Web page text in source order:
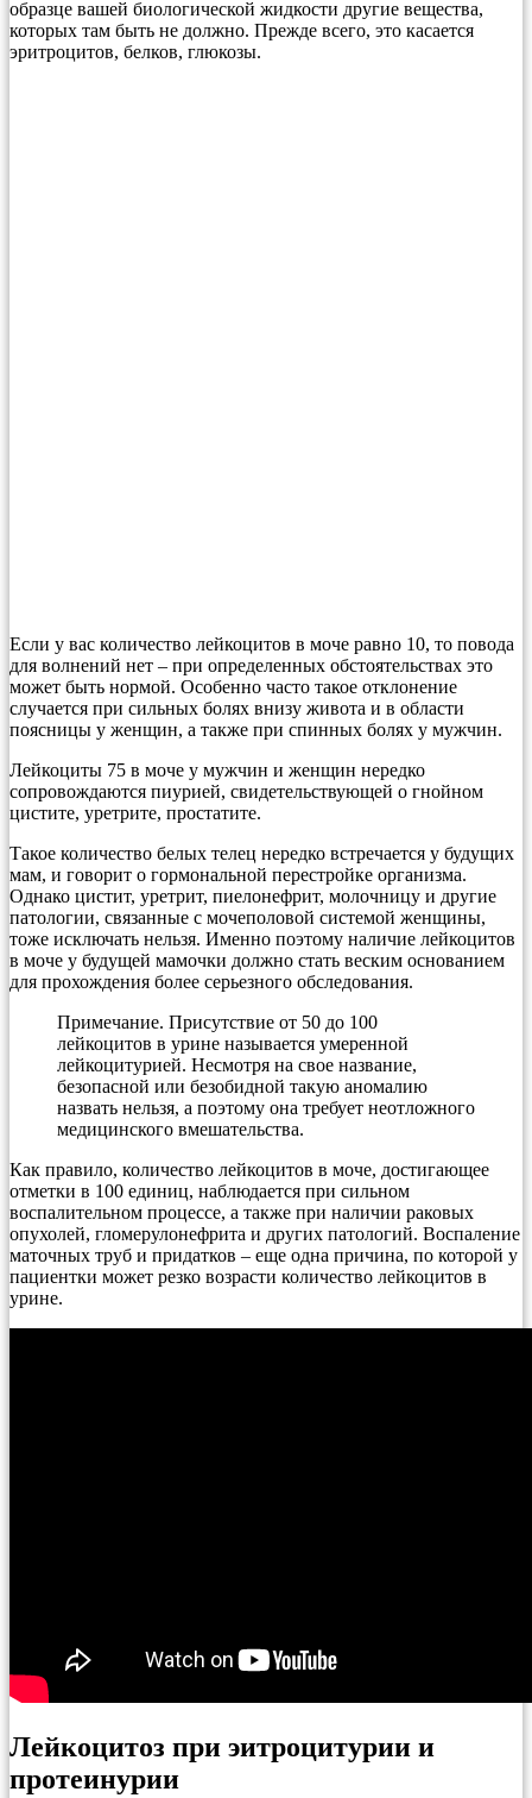
образце вашей биологической жидкости другие вещества,
которых там быть не должно. Прежде всего, это касается
эритроцитов, белков, глюкозы.
Если у вас количество лейкоцитов в моче равно 10, то повода
для волнений нет – при определенных обстоятельствах это
может быть нормой. Особенно часто такое отклонение
случается при сильных болях внизу живота и в области
поясницы у женщин, а также при спинных болях у мужчин.
Лейкоциты 75 в моче у мужчин и женщин нередко
сопровождаются пиурией, свидетельствующей о гнойном
цистите, уретрите, простатите.
Такое количество белых телец нередко встречается у будущих
мам, и говорит о гормональной перестройке организма.
Однако цистит, уретрит, пиелонефрит, молочницу и другие
патологии, связанные с мочеполовой системой женщины,
тоже исключать нельзя. Именно поэтому наличие лейкоцитов
в моче у будущей мамочки должно стать веским основанием
для прохождения более серьезного обследования.
Примечание. Присутствие от 50 до 100
лейкоцитов в урине называется умеренной
лейкоцитурией. Несмотря на свое название,
безопасной или безобидной такую аномалию
назвать нельзя, а поэтому она требует неотложного
медицинского вмешательства.
Как правило, количество лейкоцитов в моче, достигающее
отметки в 100 единиц, наблюдается при сильном
воспалительном процессе, а также при наличии раковых
опухолей, гломерулонефрита и других патологий. Воспаление
маточных труб и придатков – еще одна причина, по которой у
пациентки может резко возрасти количество лейкоцитов в
урине.
Лейкоцитоз при эитроцитурии и
протеинурии